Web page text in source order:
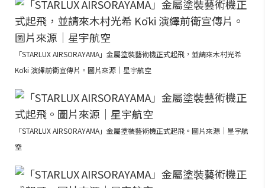
「STARLUX AIRSORAYAMA」金屬塗裝藝術機正式起飛，並請來木村光希
Kōki 演繹前衛宣傳片。圖片來源｜星宇航空
「STARLUX AIRSORAYAMA」金屬塗裝藝術機正式起飛。圖片來源｜星宇航
空